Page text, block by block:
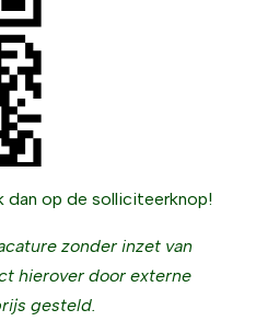
dan op de solliciteerknop!
zonder inzet van
hierover door externe
gesteld.